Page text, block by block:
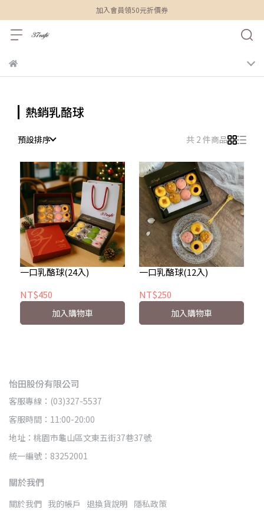
加入會員領50元折價券
熱銷乳酪球
預設排序 共 2 件商品
一口乳酪球(24入)
NT$450
加入購物車
一口乳酪球(12入)
NT$250
加入購物車
怡田股份有限公司
客服專線：(03)327-5537
客服時間：11:00-20:00
地址：桃園市龜山區文東五街37巷37號
統一編號：83252001
關於我們
關於我們 我的帳戶 退換貨說明 隱私政策